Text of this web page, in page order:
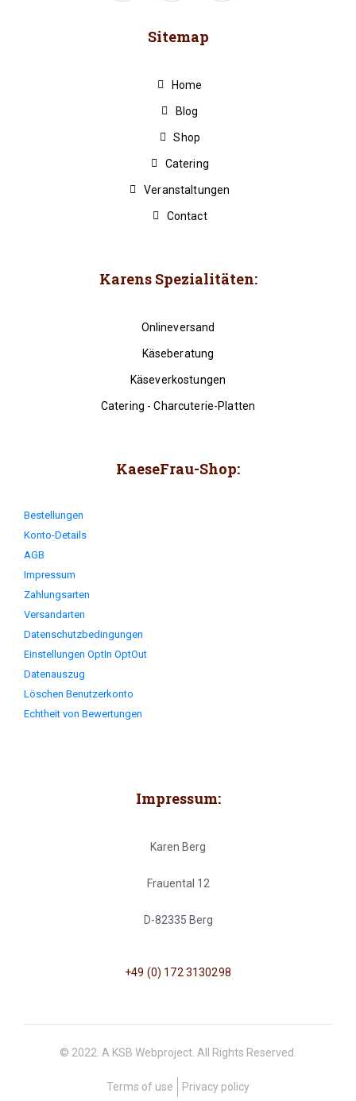
Sitemap
Home
Blog
Shop
Catering
Veranstaltungen
Contact
Karens Spezialitäten:
Onlineversand
Käseberatung
Käseverkostungen
Catering - Charcuterie-Platten
KaeseFrau-Shop:
Bestellungen
Konto-Details
AGB
Impressum
Zahlungsarten
Versandarten
Datenschutzbedingungen
Einstellungen OptIn OptOut
Datenauszug
Löschen Benutzerkonto
Echtheit von Bewertungen
Impressum:
Karen Berg
Frauental 12
D-82335 Berg
+49 (0) 172 3130298
© 2022. A KSB Webproject. All Rights Reserved.
Terms of use Privacy policy